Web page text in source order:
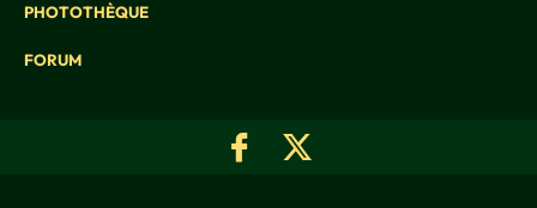
PHOTOTHÈQUE
FORUM